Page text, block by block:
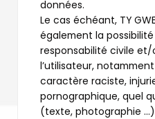
données.
Le cas échéant, TY
également la
responsabilité civile
l’utilisateur,
caractère raciste,
pornographique, quel
(texte, photographie